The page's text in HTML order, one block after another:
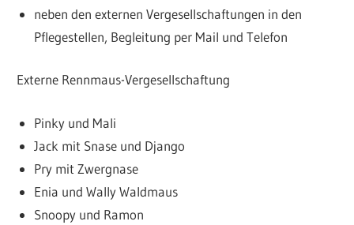
neben den externen Vergesellschaftungen in den
Pflegestellen, Begleitung per Mail und Telefon
Externe Rennmaus-Vergesellschaftung
Pinky und Mali
Jack mit Snase und Django
Pry mit Zwergnase
Enia und Wally Waldmaus
Snoopy und Ramon